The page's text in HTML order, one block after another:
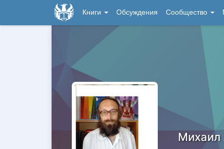
Книги Обсуждения Сообщество
Михаил